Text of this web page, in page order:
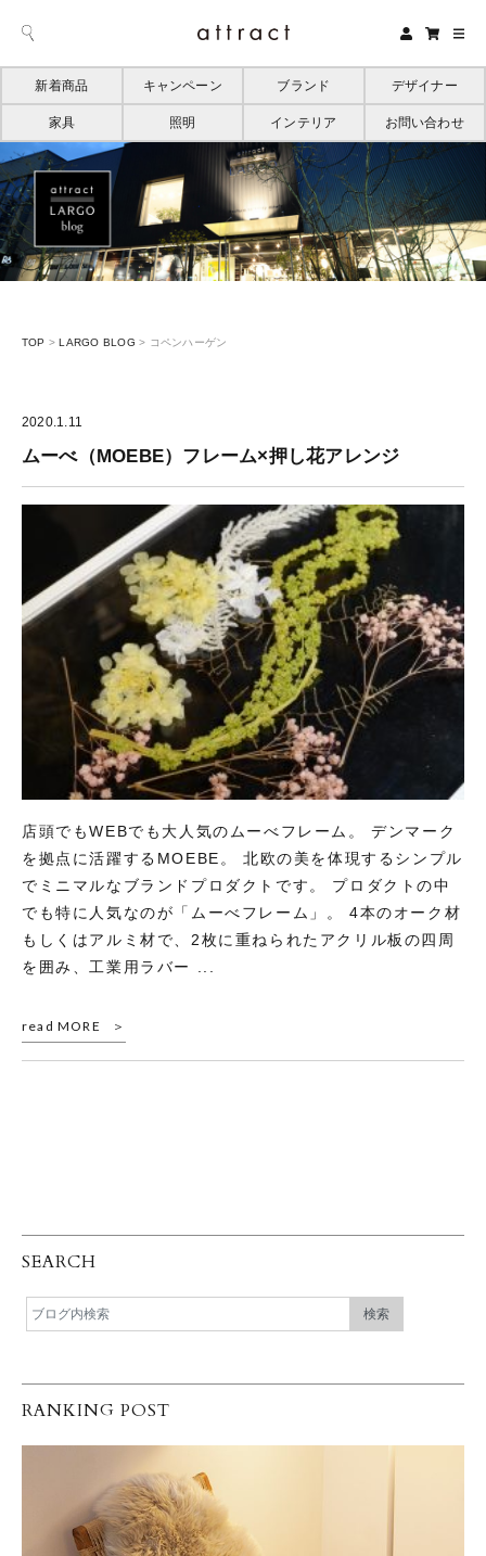
新着商品 キャンペーン ブランド デザイナー
家具 照明 インテリア お問い合わせ
TOP > LARGO BLOG > コペンハーゲン
2020.1.11
ムーべ（MOEBE）フレーム×押し花アレンジ
店頭でもWEBでも大人気のムーべフレーム。 デンマーク
を拠点に活躍するMOEBE。 北欧の美を体現するシンプル
でミニマルなブランドプロダクトです。 プロダクトの中
でも特に人気なのが「ムーべフレーム」。 4本のオーク材
もしくはアルミ材で、2枚に重ねられたアクリル板の四周
を囲み、工業用ラバー ...
read MORE
SEARCH
RANKING POST